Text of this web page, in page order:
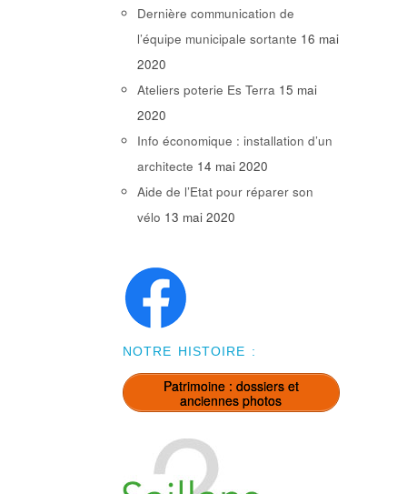
Dernière communication de
l’équipe municipale sortante 16 mai
2020
Ateliers poterie Es Terra 15 mai
2020
Info économique : installation d’un
architecte 14 mai 2020
Aide de l’Etat pour réparer son
vélo 13 mai 2020
NOTRE HISTOIRE :
Patrimoine : dossiers et
anciennes photos